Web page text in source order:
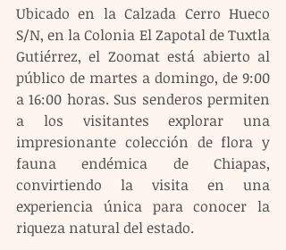
Ubicado en la Calzada Cerro Hueco
S/N, en la Colonia El Zapotal de Tuxtla
Gutiérrez, el Zoomat está abierto al
público de martes a domingo, de 9:00
a 16:00 horas. Sus senderos permiten
a los visitantes explorar una
impresionante colección de flora y
fauna endémica de Chiapas,
convirtiendo la visita en una
experiencia única para conocer la
riqueza natural del estado.